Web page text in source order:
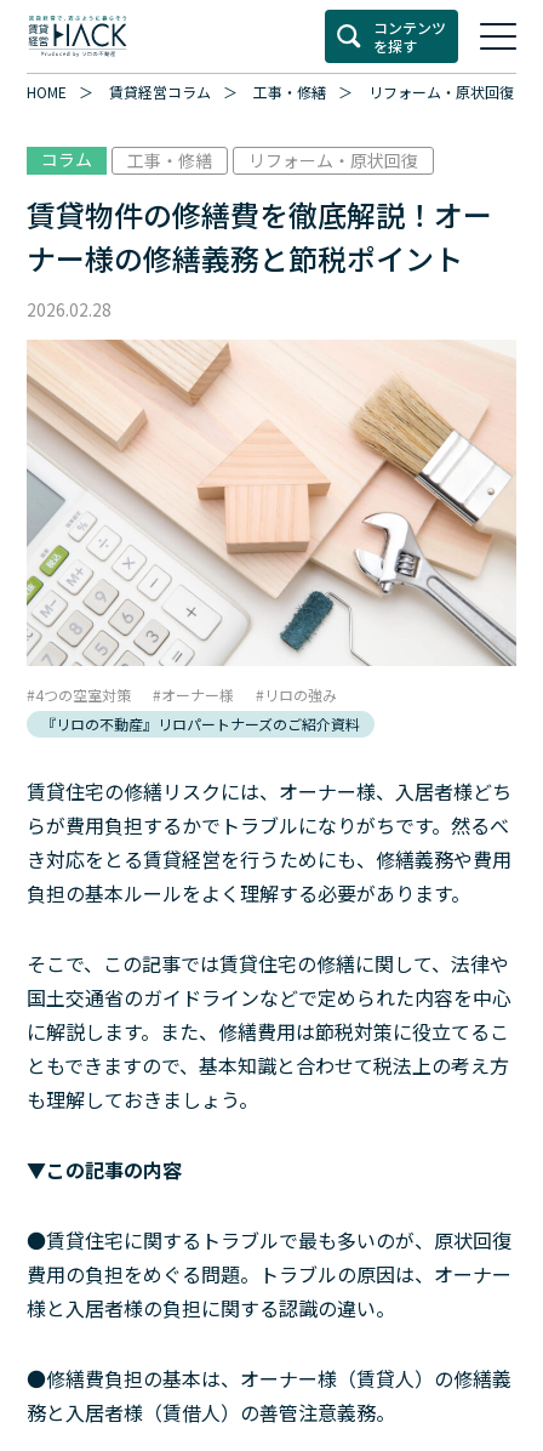
コンテンツ
を探す
HOME 賃貸経営コラム 工事・修繕 リフォーム・原状回復
コラム 工事・修繕 リフォーム・原状回復
賃貸物件の修繕費を徹底解説！オー
ナー様の修繕義務と節税ポイント
2026.02.28
4つの空室対策 オーナー様
リロの強み
『リロの不動産』リロパートナーズのご紹介資料
賃貸住宅の修繕リスクには、オーナー様、入居者様どち
らが費用負担するかでトラブルになりがちです。然るべ
き対応をとる賃貸経営を行うためにも、修繕義務や費用
負担の基本ルールをよく理解する必要があります。
そこで、この記事では賃貸住宅の修繕に関して、法律や
国土交通省のガイドラインなどで定められた内容を中心
に解説します。また、修繕費用は節税対策に役立てるこ
ともできますので、基本知識と合わせて税法上の考え方
も理解しておきましょう。
▼この記事の内容
●賃貸住宅に関するトラブルで最も多いのが、原状回復
費用の負担をめぐる問題。トラブルの原因は、オーナー
様と入居者様の負担に関する認識の違い。
●修繕費負担の基本は、オーナー様（賃貸人）の修繕義
務と入居者様（賃借人）の善管注意義務。